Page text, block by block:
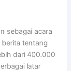
sebagai acara
tentang
dari 400.000
latar